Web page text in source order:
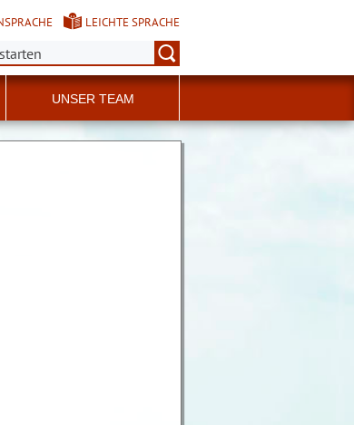
LEICHTE SPRACHE
UNSER TEAM